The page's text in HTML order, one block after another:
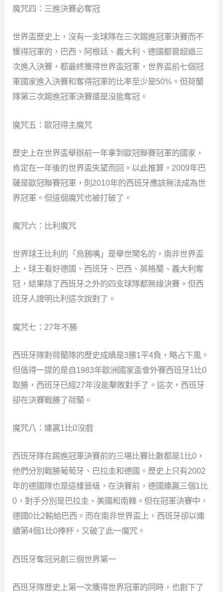
魔咒四：三進決賽必奪冠
世界盃歷史上，沒有一支球隊在三次踢進冠軍決賽而不
獲得冠軍的，巴西、阿根廷、義大利、德國都曾超過三
次進入決賽，都最終獲得世界盃冠軍，世界盃前七個冠
軍國家進入決賽和奪得冠軍的比率至少是50%。但荷蘭
隊第三次踢進冠軍決賽還是沒能奪冠。
魔咒五：歐冠得主魔咒
歷史上在世界盃舉辦前一年拿到歐冠聯賽冠軍的國家，
肯定在一年後的世界盃失望而回。以此推算，2009年巴
薩是歐冠聯賽冠軍，則2010年的西班牙應該無法成為世
界冠軍。但這個魔咒也被打破了。
魔咒六：比利魔咒
世界球王比利的「烏鴉嘴」是舉世聞名的，南非世界盃
上，球王看好德國、西班牙、巴西、英格蘭、義大利奪
冠，結果除了西班牙之外的四支球隊都無緣決賽。但西
班牙人證明比利這次說對了。
魔咒七：27年不勝
西班牙隊對荷蘭隊的歷史成績是3勝1平4負，略占下風。
但值得一提的是自1983年歐洲國家盃會外賽西班牙1比0
取勝，西班牙已經27年沒能擊敗對手了。這次，西班牙
卻在決賽戰勝了荷蘭。
魔咒八：連贏1比0沒戲
西班牙隊在踢進冠軍決賽前的三場比賽比數都是1比0，
他們分別戰勝葡萄牙、巴拉圭和德國。歷史上只有2002
年的德國隊也是這樣晉級，在決賽前，德國連贏三個1比
0，對手分別是巴拉圭、美國和南韓。但在冠軍決賽中，
德國0比2輸給巴西。而在南非世界盃上，西班牙卻以連
續第4個1比0捧杯，又破了此一魔咒。
西班牙奪冠另創三個世界第一
西班牙隊歷史上第一次獲得世界冠軍的同時，也創下了